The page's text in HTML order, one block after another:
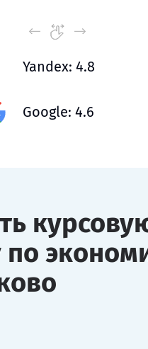
Yandex: 4.8
Google: 4.6
по